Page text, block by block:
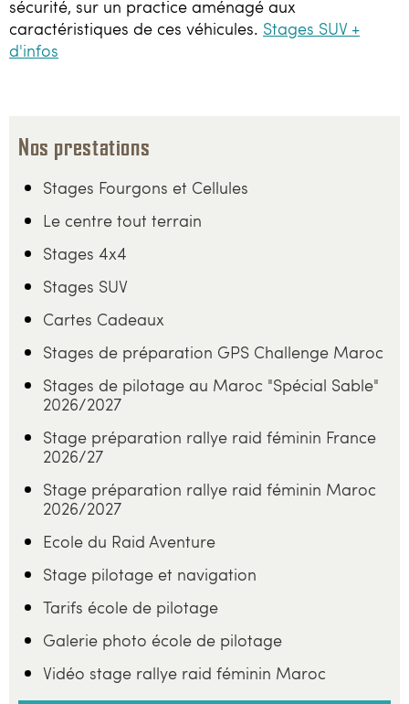
sécurité, sur un practice aménagé aux
caractéristiques de ces véhicules. Stages SUV +
d'infos
Nos prestations
Stages Fourgons et Cellules
Le centre tout terrain
Stages 4x4
Stages SUV
Cartes Cadeaux
Stages de préparation GPS Challenge Maroc
Stages de pilotage au Maroc "Spécial Sable"
2026/2027
Stage préparation rallye raid féminin France
2026/27
Stage préparation rallye raid féminin Maroc
2026/2027
Ecole du Raid Aventure
Stage pilotage et navigation
Tarifs école de pilotage
Galerie photo école de pilotage
Vidéo stage rallye raid féminin Maroc